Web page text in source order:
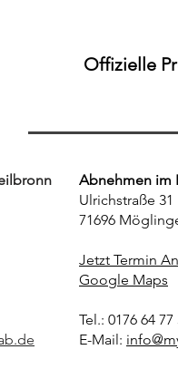
Offizielle
Abnehmen im
Ulrichstraße 31
71696
Jetzt Termin
Google Maps
Tel.: 0176 64 77
E-Mail: